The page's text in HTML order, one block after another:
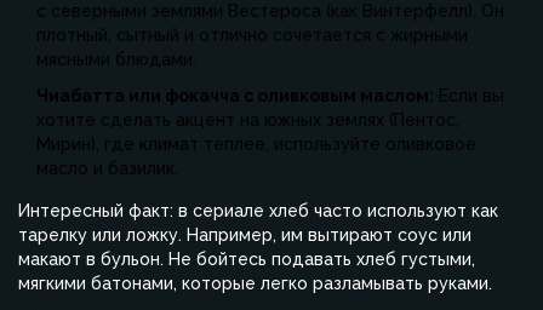
с северными землями Вестероса (как Винтерфелл). Он
плотный, сытный и отлично сочетается с жирными
мясными блюдами.
Чиабатта или фокачча с оливковым маслом: Если вы
хотите сделать акцент на южных землях (Пентос,
Мирин), где климат теплее, используйте оливковое
масло и базилик.
Интересный факт: в сериале хлеб часто используют как
тарелку или ложку. Например, им вытирают соус или
макают в бульон. Не бойтесь подавать хлеб густыми,
мягкими батонами, которые легко разламывать руками.